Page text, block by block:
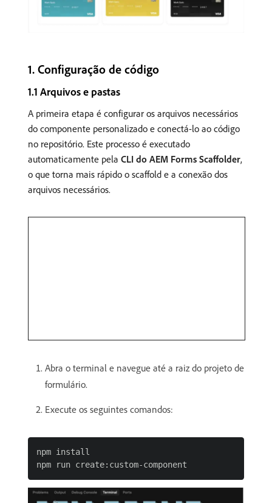
​1. Configuração de código
1.1 Arquivos e pastas
A primeira etapa é configurar os arquivos necessários
do componente personalizado e conectá-lo ao código
no repositório. Este processo é executado
automaticamente pela CLI do AEM Forms Scaffolder,
o que torna mais rápido o scaffold e a conexão dos
arquivos necessários.
Abra o terminal e navegue até a raiz do projeto de
formulário.
Execute os seguintes comandos:
npm install